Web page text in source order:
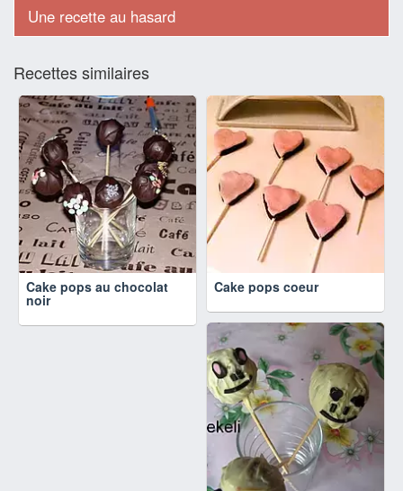
Une recette au hasard
Recettes similaires
Cake pops au chocolat
noir
Cake pops coeur